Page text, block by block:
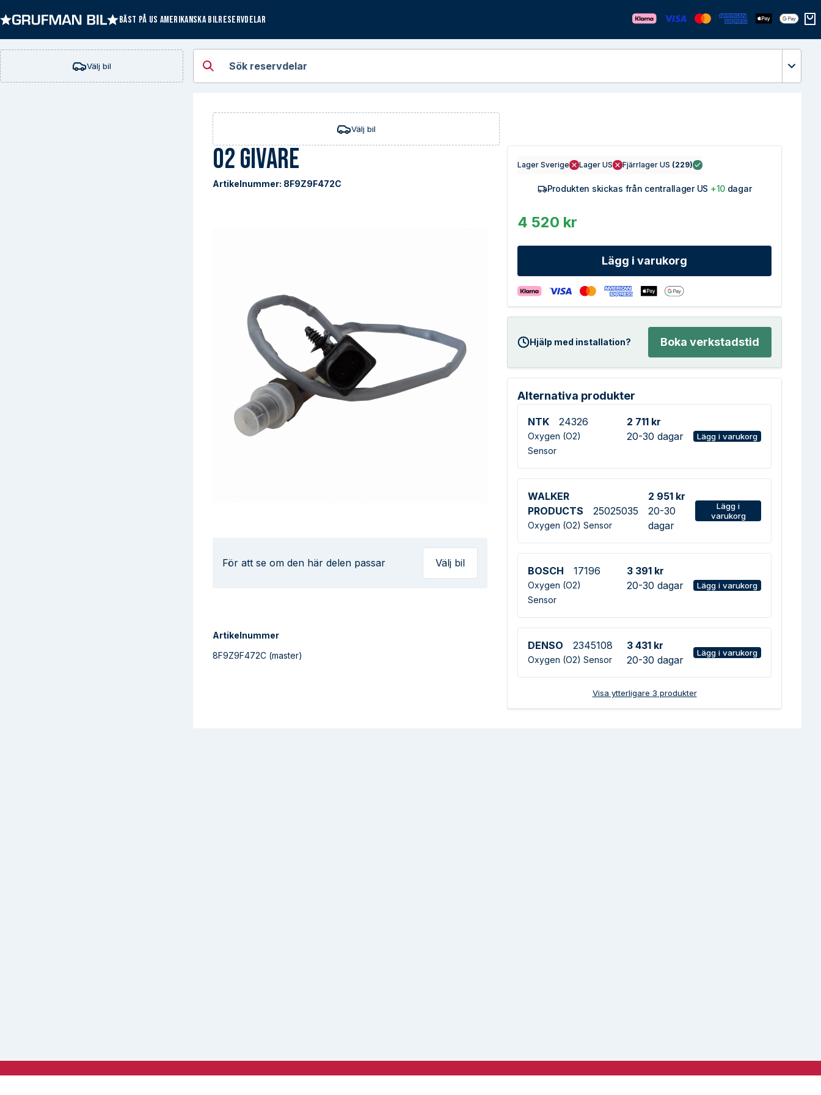
BÄST PÅ US AMERIKANSKA BILRESERVDELAR
Välj bil
Sök reservdelar
Välj bil
O2 givare
Artikelnummer: 8F9Z9F472C
För att se om den här delen passar Välj bil
Artikelnummer
8F9Z9F472C (master)
Lager Sverige Lager US Fjärrlager US (229)
Produkten skickas från centrallager US +10 dagar
4 520 kr
Lägg i varukorg
Hjälp med installation? Boka verkstadstid
Alternativa produkter
NTK 24326
Oxygen (O2)
Sensor
2 711 kr
20-30 dagar
Lägg i varukorg
WALKER
PRODUCTS
25025035
Oxygen (O2) Sensor
2 951 kr
20-30
dagar
Lägg i
varukorg
BOSCH 17196
Oxygen (O2)
Sensor
3 391 kr
20-30 dagar
Lägg i varukorg
DENSO 2345108
Oxygen (O2) Sensor
3 431 kr
20-30 dagar
Lägg i varukorg
Visa ytterligare 3 produkter